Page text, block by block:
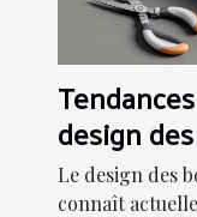
design
Le design des
connaît